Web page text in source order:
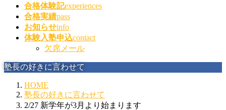
合格体験記experiences
合格実績pass
お知らせinfo
体験入塾申込contact
欠席メール
塾長の好きに言わせて
HOME
塾長の好きに言わせて
2/27 新学年が3月より始まります